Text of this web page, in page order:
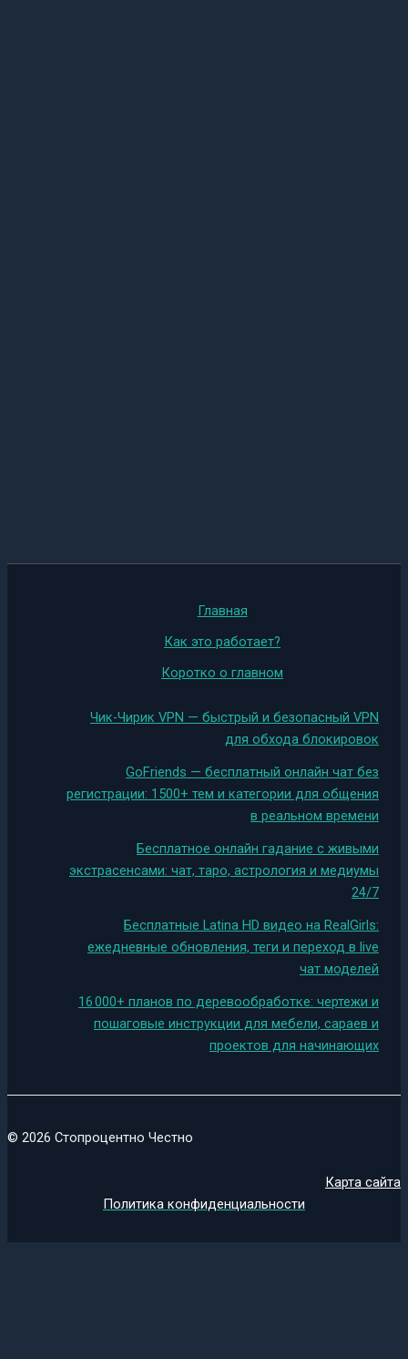
Главная
Как это работает?
Коротко о главном
Чик-Чирик VPN — быстрый и безопасный VPN
для обхода блокировок
GoFriends — бесплатный онлайн чат без
регистрации: 1500+ тем и категории для общения
в реальном времени
Бесплатное онлайн гадание с живыми
экстрасенсами: чат, таро, астрология и медиумы
24/7
Бесплатные Latina HD видео на RealGirls:
ежедневные обновления, теги и переход в live
чат моделей
16 000+ планов по деревообработке: чертежи и
пошаговые инструкции для мебели, сараев и
проектов для начинающих
© 2026 Стопроцентно Честно
Карта сайта
Политика конфиденциальности